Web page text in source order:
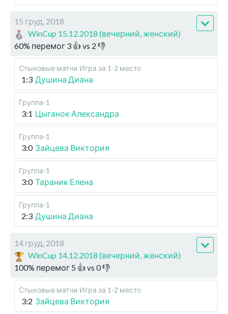
15 груд, 2018
WinCup 15.12.2018 (вечерний, женский)
60% перемог 3 👍 vs 2 👎
Стыковые матчи Игра за 1-2 место
1:3 Душина Диана
Группа-1
3:1 Цыганок Александра
Группа-1
3:0 Зайцева Виктория
Группа-1
3:0 Тараник Елена
Группа-1
2:3 Душина Диана
14 груд, 2018
WinCup 14.12.2018 (вечерний, женский)
100% перемог 5 👍 vs 0👎
Стыковые матчи Игра за 1-2 место
3:2 Зайцева Виктория